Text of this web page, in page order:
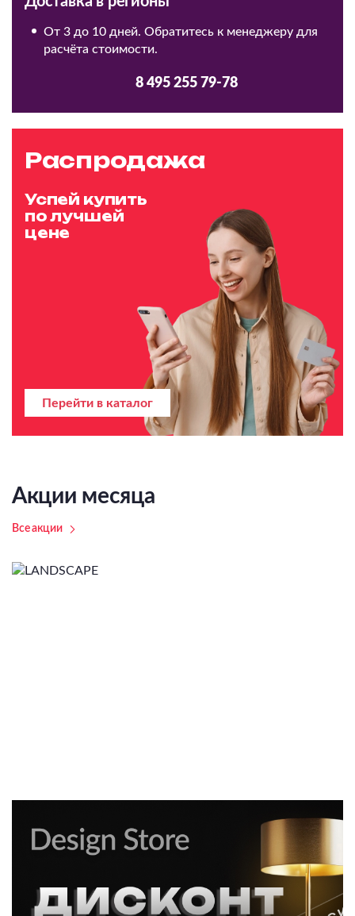
От 3 до 10 дней. Обратитесь к менеджеру для
расчёта стоимости.
8 495 255 79-78
Распродажа
Успей купить
по лучшей
цене
Перейти в каталог
Акции месяца
Все акции